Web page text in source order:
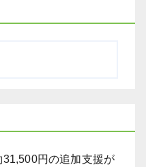
31,500円の追加支援が